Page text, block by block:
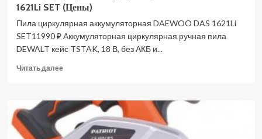
1621Li SET (Цены)
Пила циркулярная аккумуляторная DAEWOO DAS 1621Li
SET11990 ₽ Аккумуляторная циркулярная ручная пила
DEWALT кейс TSTAK, 18 В, без АКБ и...
Читать далееПрочитать
Пила
циркулярная
аккумуляторная
DAEWOO